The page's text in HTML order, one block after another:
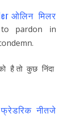
ओलिन मिलर
pardon in
है तो कुछ निंदा
फ्रेडरिक नीतजे